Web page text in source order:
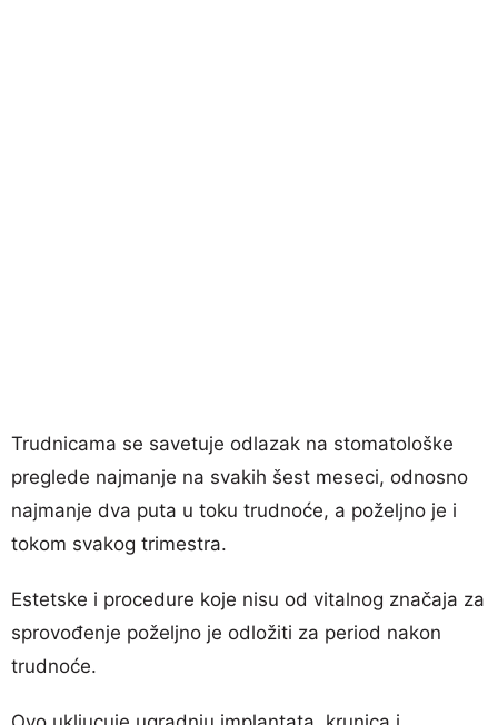
Trudnicama se savetuje odlazak na stomatološke
preglede najmanje na svakih šest meseci, odnosno
najmanje dva puta u toku trudnoće, a poželjno je i
tokom svakog trimestra.
Estetske i procedure koje nisu od vitalnog značaja za
sprovođenje poželjno je odložiti za period nakon
trudnoće.